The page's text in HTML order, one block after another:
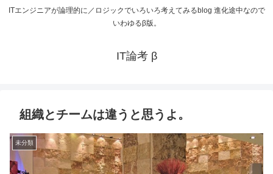
ITエンジニアが論理的に／ロジックでいろいろ考えてみるblog 進化途中なので
いわゆるβ版。
IT論考 β
組織とチームは違うと思うよ。
未分類